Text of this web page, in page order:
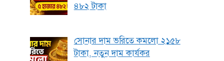
৪৮২ টাকা
সোনার দাম ভরিতে কমলো ২১৫৮
টাকা, নতুন দাম কার্যকর